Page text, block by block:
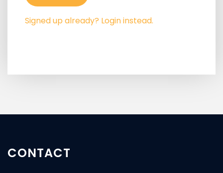
Signed up already? Login instead.
CONTACT